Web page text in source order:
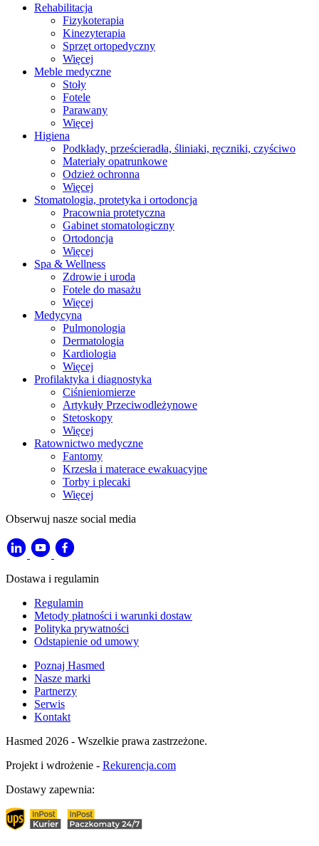
Rehabilitacja
Fizykoterapia
Kinezyterapia
Sprzęt ortopedyczny
Więcej
Meble medyczne
Stoły
Fotele
Parawany
Więcej
Higiena
Podkłady, prześcieradła, śliniaki, ręczniki, czyściwo
Materiały opatrunkowe
Odzież ochronna
Więcej
Stomatologia, protetyka i ortodoncja
Pracownia protetyczna
Gabinet stomatologiczny
Ortodoncja
Więcej
Spa & Wellness
Zdrowie i uroda
Fotele do masażu
Więcej
Medycyna
Pulmonologia
Dermatologia
Kardiologia
Więcej
Profilaktyka i diagnostyka
Ciśnieniomierze
Artykuły Przeciwodleżynowe
Stetoskopy
Więcej
Ratownictwo medyczne
Fantomy
Krzesła i materace ewakuacyjne
Torby i plecaki
Więcej
Obserwuj nasze social media
Dostawa i regulamin
Regulamin
Metody płatności i warunki dostaw
Polityka prywatności
Odstąpienie od umowy
Poznaj Hasmed
Nasze marki
Partnerzy
Serwis
Kontakt
Hasmed 2026 - Wszelkie prawa zastrzeżone.
Projekt i wdrożenie - Rekurencja.com
Dostawy zapewnia: